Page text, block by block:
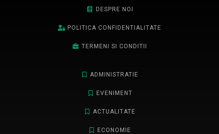
DESPRE NOI
POLITICA CONFIDENTIALITATE
TERMENI SI CONDITII
ADMINISTRATIE
EVENIMENT
ACTUALITATE
ECONOMIE